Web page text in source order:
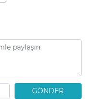
GÖNDER